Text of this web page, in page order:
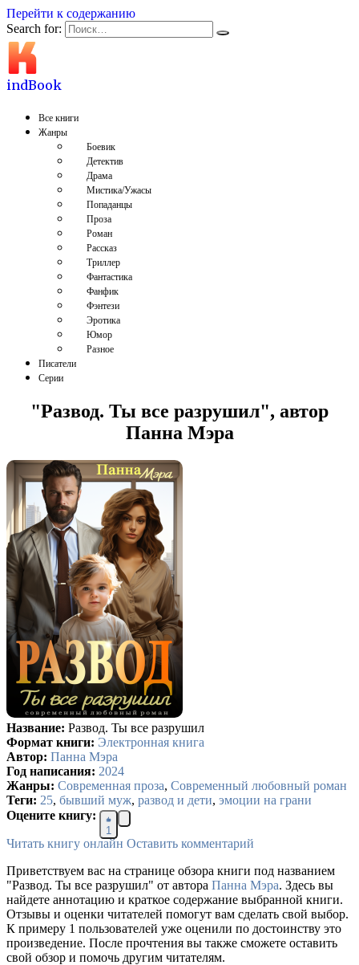
Перейти к содержанию
Search for:
indBook
Все книги
Жанры
Боевик
Детектив
Драма
Мистика/Ужасы
Попаданцы
Проза
Роман
Рассказ
Триллер
Фантастика
Фанфик
Фэнтези
Эротика
Юмор
Разное
Писатели
Серии
"Развод. Ты все разрушил", автор
Панна Мэра
Название: Развод. Ты все разрушил
Формат книги: Электронная книга
Автор: Панна Мэра
Год написания: 2024
Жанры: Современная проза, Современный любовный роман
Теги: 25, бывший муж, развод и дети, эмоции на грани
Оцените книгу:
1
Читать книгу онлайн Оставить комментарий
Приветствуем вас на странице обзора книги под названием
"Развод. Ты все разрушил" от автора Панна Мэра. Здесь вы
найдете аннотацию и краткое содержание выбранной книги.
Отзывы и оценки читателей помогут вам сделать свой выбор.
К примеру 1 пользователей уже оценили по достоинству это
произведение. После прочтения вы также сможете оставить
свой обзор и помочь другим читателям.